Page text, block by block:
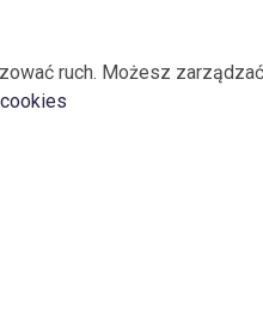
ruch. Możesz